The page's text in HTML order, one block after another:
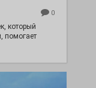
0
который
помогает